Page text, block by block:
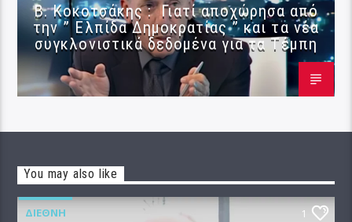
Β. Κοκοτσάκης : Γιατί αποχώρησα από
την ” Ελπίδα Δημοκρατίας ” και τα νέα
συγκλονιστικά δεδομένα για τα Τέμπη
You may also like
ΔΙΕΘΝΉ 1